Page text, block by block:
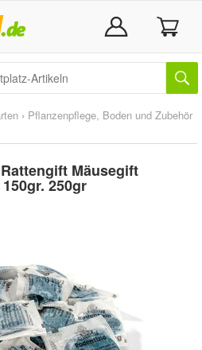
› Pflanzenpflege, Boden und Zubehör
Mäusegift
250gr